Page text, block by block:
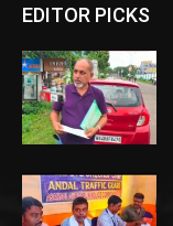
EDITOR PICKS